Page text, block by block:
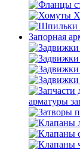
Запорная
арматуры